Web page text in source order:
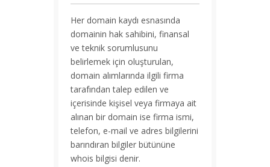
Her domain kaydı esnasında
domainin hak sahibini, finansal
ve teknik sorumlusunu
belirlemek için oluşturulan,
domain alımlarında ilgili firma
tarafından talep edilen ve
içerisinde kişisel veya firmaya ait
alınan bir domain ise firma ismi,
telefon, e-mail ve adres bilgilerini
barındıran bilgiler bütününe
whois bilgisi denir.